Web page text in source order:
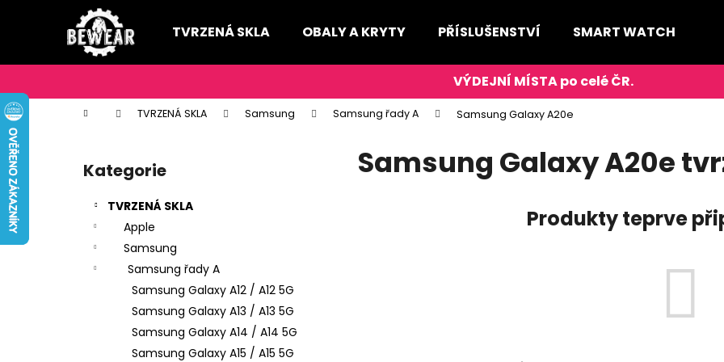
TVRZENÁ SKLA OBALY A KRYTY PŘÍSLUŠENSTVÍ SMART WATCH
Domů TVRZENÁ SKLA Samsung Samsung řady A Samsung Galaxy A20e
Přeskočit
kategorie
Kategorie
TVRZENÁ SKLA
Apple
Samsung
Samsung řady A
Samsung Galaxy A12 / A12 5G
Samsung Galaxy A13 / A13 5G
Samsung Galaxy A14 / A14 5G
Samsung Galaxy A15 / A15 5G
Samsung Galaxy A20e
Produkty teprve
í
k
Zpět
do
Zpět
do
Co potřebujete najít?
HLEDAT
Doporučujeme